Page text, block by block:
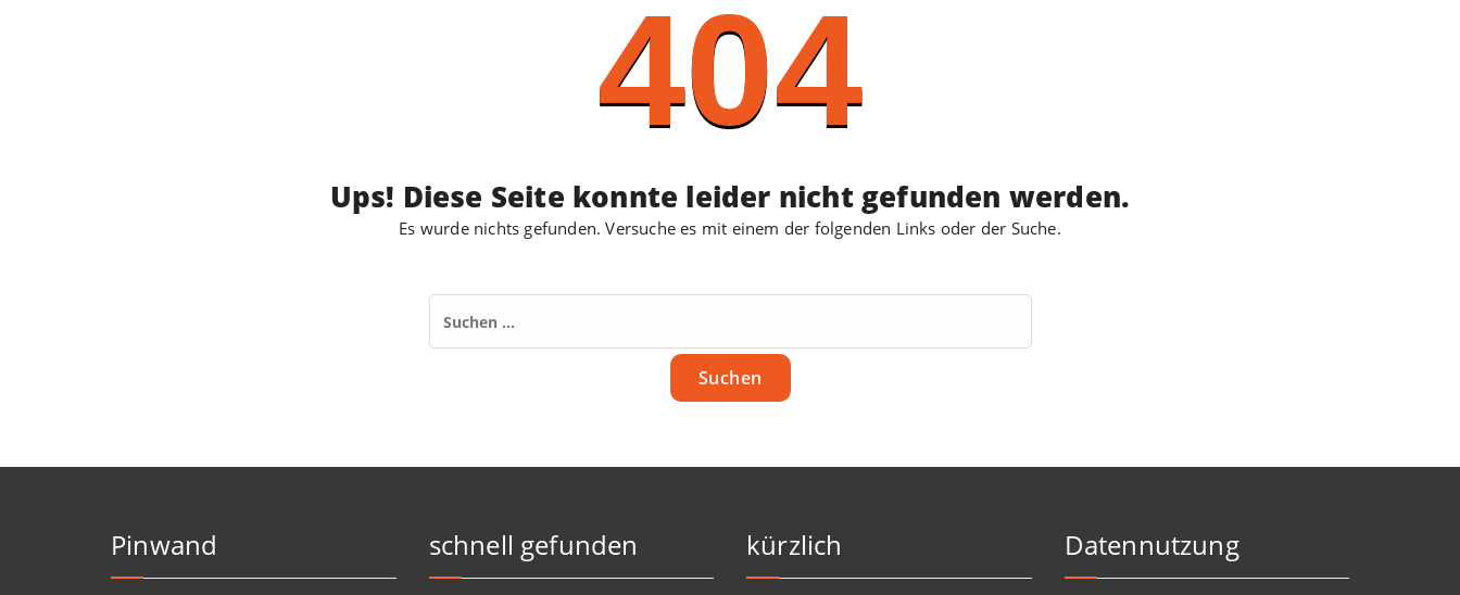
404
Ups! Diese Seite konnte leider nicht gefunden werden.
Es wurde nichts gefunden. Versuche es mit einem der folgenden Links oder der Suche.
Pinwand schnell gefunden kürzlich Datennutzung